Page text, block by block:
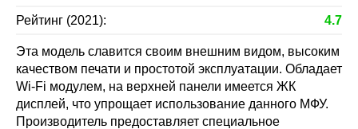
Рейтинг (2021): 4.7
Эта модель славится своим внешним видом, высоким
качеством печати и простотой эксплуатации. Обладает
Wi-Fi модулем, на верхней панели имеется ЖК
дисплей, что упрощает использование данного МФУ.
Производитель предоставляет специальное